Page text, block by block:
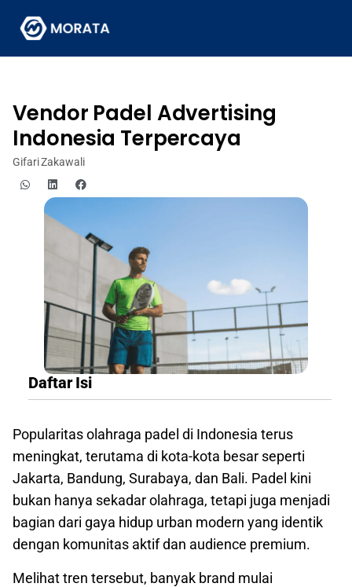
Vendor Padel Advertising
Indonesia Terpercaya
Gifari Zakawali
Daftar Isi
Popularitas olahraga padel di Indonesia terus
meningkat, terutama di kota-kota besar seperti
Jakarta, Bandung, Surabaya, dan Bali. Padel kini
bukan hanya sekadar olahraga, tetapi juga menjadi
bagian dari gaya hidup urban modern yang identik
dengan komunitas aktif dan audience premium.
Melihat tren tersebut, banyak brand mulai